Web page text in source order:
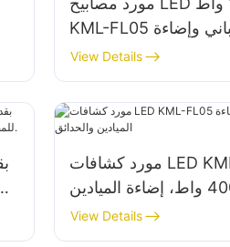
KML-FL05 لواجهات المباني وإضاءة
مواقع البناء
View Details
مورد كشافات LED KML-FL05
بقدرة 400 واط، إضاءة الميادين
والحدائق
View Details